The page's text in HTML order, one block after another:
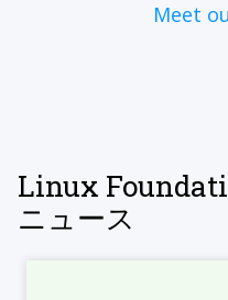
Meet
Linux
ニュース